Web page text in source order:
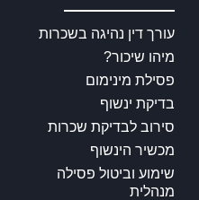
עורך דין נהיגה בשכרות
מיהו שיכור?
פסילת מינימום
בדיקת ינשוף
סירוב לבדיקת שכרות
מכשיר הינשוף
שימוע וביטול פסילה
מנהלית